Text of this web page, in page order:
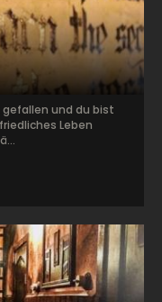
und du bist
Leben